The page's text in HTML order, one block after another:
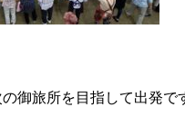
御旅所を目指して出発で